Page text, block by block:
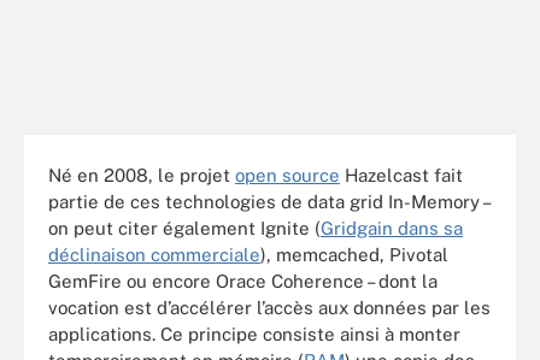
Né en 2008, le projet open source Hazelcast fait
partie de ces technologies de data grid In-Memory –
on peut citer également Ignite (Gridgain dans sa
déclinaison commerciale), memcached, Pivotal
GemFire ou encore Orace Coherence – dont la
vocation est d’accélérer l’accès aux données par les
applications. Ce principe consiste ainsi à monter